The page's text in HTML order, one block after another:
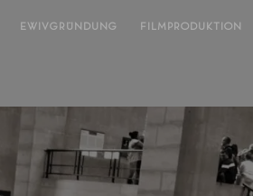
EWIVGRÜNDUNG FILMPRODUKTION